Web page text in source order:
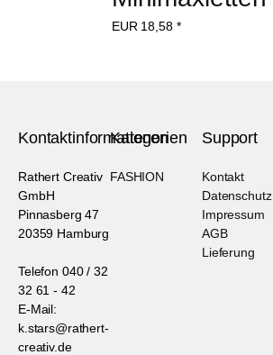
EUR 18,58 *
Kontaktinformationen
Rathert Creativ
GmbH
Pinnasberg 47
20359 Hamburg
Telefon 040 / 32
32 61 - 42
E-Mail:
k.stars@rathert-
creativ.de
Kategorien
FASHION
Support
Kontakt
Datenschutz
Impressum
AGB
Lieferung